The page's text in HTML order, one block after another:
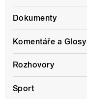
Dokumenty
Komentáře a Glosy
Rozhovory
Sport